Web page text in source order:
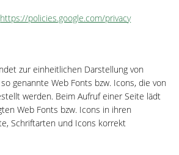
https://policies.google.com/privacy
zur einheitlichen Darstellung von
genannte Web Fonts bzw. Icons, die von
werden. Beim Aufruf einer Seite lädt
Web Fonts bzw. Icons in ihren
Schriftarten und Icons korrekt